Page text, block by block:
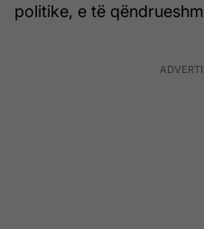
politike, e të